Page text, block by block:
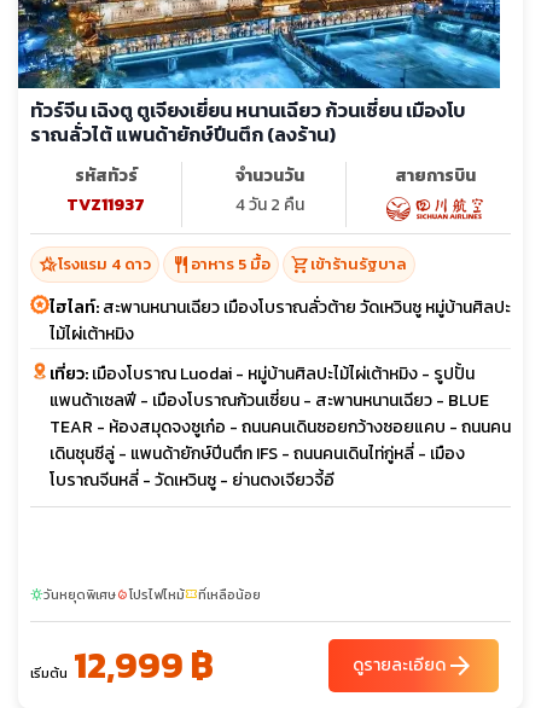
ทัวร์จีน เฉิงตู ตูเจียงเยี่ยน หนานเฉียว ก้วนเซี่ยน เมืองโบ
ราณลั่วไต้ แพนด้ายักษ์ปีนตึก (ลงร้าน)
รหัสทัวร์
TVZ11937
จำนวนวัน
4 วัน 2 คืน
สายการบิน
hotel_classโรงแรม 4 ดาว restaurant อาหาร 5 มื้อ shopping_cartเข้าร้านรัฐบาล
ไฮไลท์:สะพานหนานเฉียว เมืองโบราณลั่วต้าย วัดเหวินซู หมู่บ้านศิลปะ
ไม้ไผ่เต้าหมิง
เที่ยว:เมืองโบราณ Luodai - หมู่บ้านศิลปะไม้ไผ่เต้าหมิง - รูปปั้น
แพนด้าเซลฟี - เมืองโบราณก้วนเซี่ยน - สะพานหนานเฉียว - BLUE
TEAR - ห้องสมุดจงซูเก๋อ - ถนนคนเดินซอยกว้างซอยแคบ - ถนนคน
เดินชุนซีลู่ - แพนด้ายักษ์ปีนตึก IFS - ถนนคนเดินไท่กู่หลี่ - เมือง
โบราณจีนหลี่ - วัดเหวินซู - ย่านตงเจียวจี้อี
sunnyวันหยุดพิเศษlocal_fire_departmentโปรไฟไหม้confirmation_numberที่เหลือน้อย
เริ่มต้น 12,999 ฿ ดูรายละเอียดarrow_forward